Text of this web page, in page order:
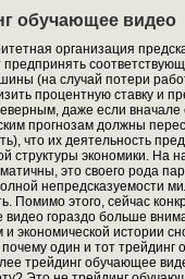
обучающее видео
организация
предпринять
(на случай потери
процентную ставку и
даже если
прогнозам должны
что их деятельность
структуры экономики. На
это своего рода
непредсказуемости
Помимо этого, сейчас
гораздо больше
и экономической истории
один и тот
трейдинг обучающее